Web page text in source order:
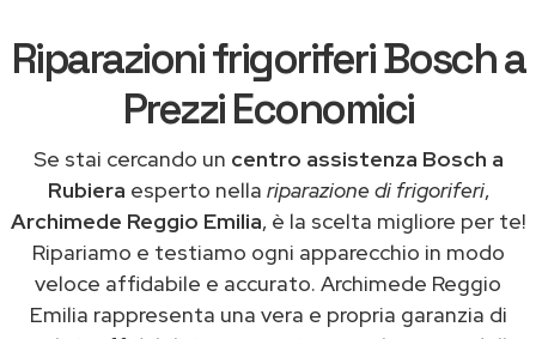
Riparazioni frigoriferi Bosch a
Prezzi Economici
Se stai cercando un centro assistenza Bosch a
Rubiera esperto nella riparazione di frigoriferi,
Archimede Reggio Emilia, è la scelta migliore per te!
Ripariamo e testiamo ogni apparecchio in modo
veloce affidabile e accurato. Archimede Reggio
Emilia rappresenta una vera e propria garanzia di